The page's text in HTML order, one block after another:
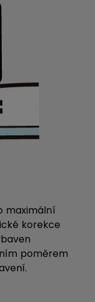
maximální
korekce
poměrem